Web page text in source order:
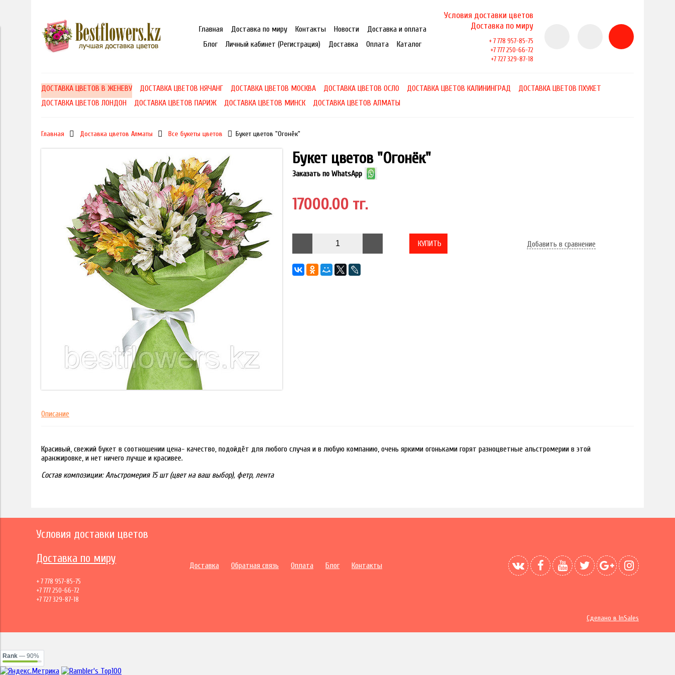
Главная Доставка по миру Контакты Новости
Доставка и оплата
Блог
Личный кабинет (Регистрация) Доставка Оплата Каталог
Условия доставки цветов
Доставка по миру
+ 7 778 957-85-75
+7 777 250-66-72
+7 727 329-87-18
ДОСТАВКА ЦВЕТОВ В ЖЕНЕВУ ДОСТАВКА ЦВЕТОВ НЯЧАНГ ДОСТАВКА ЦВЕТОВ МОСКВА ДОСТАВКА ЦВЕТОВ ОСЛО ДОСТАВКА ЦВЕТОВ КАЛИНИНГРАД
ДОСТАВКА ЦВЕТОВ ПХУКЕТ
ДОСТАВКА ЦВЕТОВ ЛОНДОН
ДОСТАВКА ЦВЕТОВ ПАРИЖ ДОСТАВКА ЦВЕТОВ МИНСК ДОСТАВКА ЦВЕТОВ АЛМАТЫ
Главная Доставка цветов Алматы Все букеты цветов Букет цветов "Огонёк"
Букет цветов "Огонёк"
Заказать по WhatsApp
17000.00 тг.
КУПИТЬ Добавить в сравнение
Описание
Красивый, свежий букет в соотношении цена- качество, подойдёт для любого случая и в любую компанию, очень яркими огоньками горят разноцветные альстромерии в этой
аранжировке, и нет ничего лучше и красивее.
Состав композиции: Альстромерия 15 шт (цвет на ваш выбор), фетр, лента
Условия доставки цветов
Доставка по миру
+ 7 778 957-85-75
+7 777 250-66-72
+7 727 329-87-18
Доставка Обратная связь Оплата Блог Контакты
Сделано в InSales
Rank — 90%